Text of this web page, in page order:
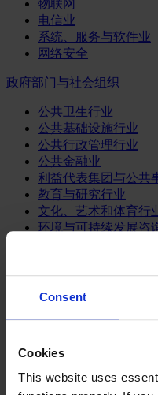
Consent
Cookies
This website uses
物联网
电信业
系统、服务与软件业
网络安全
政府部门与社会组织
公共卫生行业
公共基础设施行业
公共行政管理行业
公共金融业
利益代表集团与公共
教育与研究行业
文化、艺术和体育行
环境与可持续发展咨
消费品行业
体育业
媒体和娱乐业
零售、服装与奢侈品